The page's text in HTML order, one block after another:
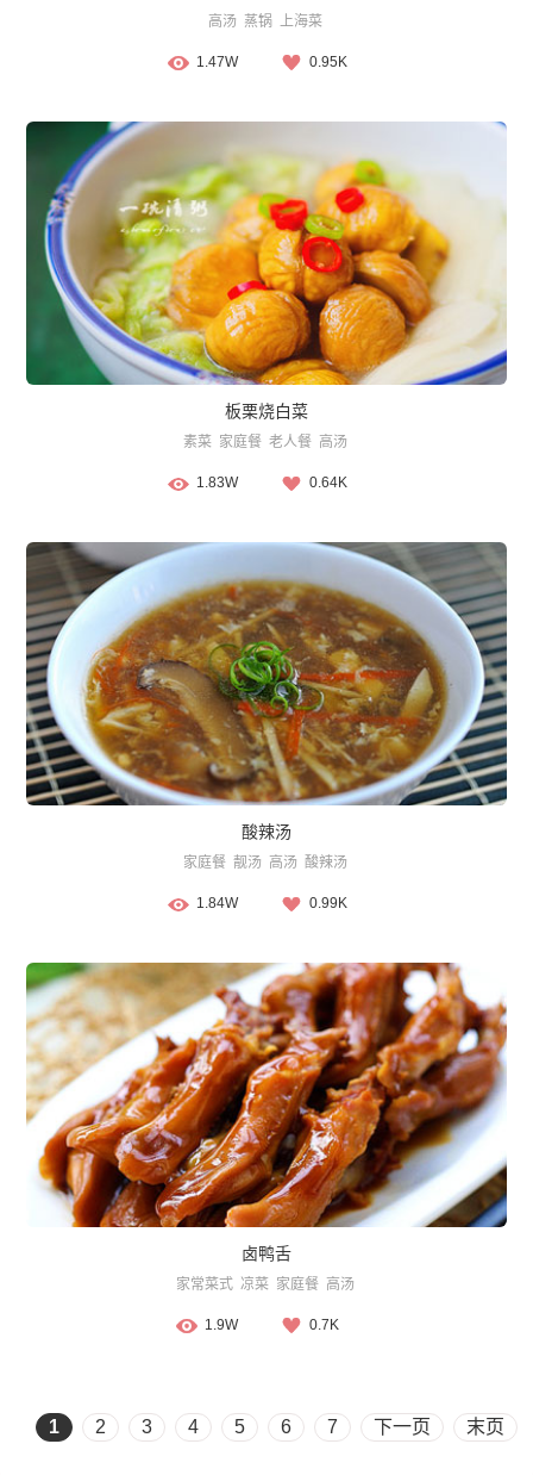
高汤 蒸锅 上海菜
1.47W 0.95K
板栗烧白菜
素菜 家庭餐 老人餐 高汤
1.83W 0.64K
酸辣汤
家庭餐 靓汤 高汤 酸辣汤
1.84W 0.99K
卤鸭舌
家常菜式 凉菜 家庭餐 高汤
1.9W 0.7K
1 2 3 4 5 6 7 下一页 末页